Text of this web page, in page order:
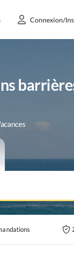
Connexion/